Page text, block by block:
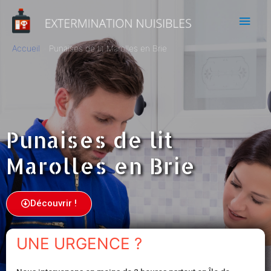
Accueil Punaises de lit Marolles en Brie
Punaises de lit
Marolles en Brie
Découvrir !
UNE URGENCE ?